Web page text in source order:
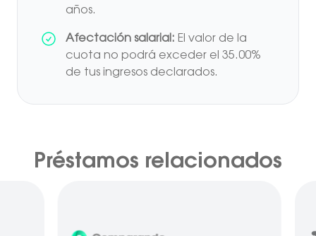
años.
Afectación salarial: El valor de la
cuota no podrá exceder el 35.00%
de tus ingresos declarados.
Préstamos relacionados